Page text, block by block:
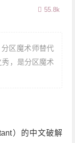
55.8k
区魔术师替代
，是分区魔术
）的中文破解